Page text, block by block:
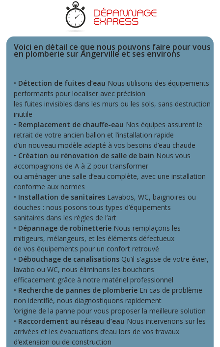
Voici en détail ce que nous pouvons faire pour vous
en plomberie sur Angerville et ses environs
• Détection de fuites d’eau Nous utilisons des équipements
performants pour localiser avec précision
les fuites invisibles dans les murs ou les sols, sans destruction
inutile
• Remplacement de chauffe-eau Nos équipes assurent le
retrait de votre ancien ballon et l’installation rapide
d’un nouveau modèle adapté à vos besoins d’eau chaude
• Création ou rénovation de salle de bain Nous vous
accompagnons de A à Z pour transformer
ou aménager une salle d’eau complète, avec une installation
conforme aux normes
• Installation de sanitaires Lavabos, WC, baignoires ou
douches : nous posons tous types d’équipements
sanitaires dans les règles de l’art
• Dépannage de robinetterie Nous remplaçons les
mitigeurs, mélangeurs, et les éléments défectueux
de vos équipements pour un confort retrouvé
• Débouchage de canalisations Qu’il s’agisse de votre évier,
lavabo ou WC, nous éliminons les bouchons
efficacement grâce à notre matériel professionnel
• Recherche de pannes de plomberie En cas de problème
non identifié, nous diagnostiquons rapidement
‘origine de la panne pour vous proposer la meilleure solution
• Raccordement au réseau d’eau Nous intervenons sur les
arrivées et les évacuations d’eau lors de vos travaux
d’extension ou de construction